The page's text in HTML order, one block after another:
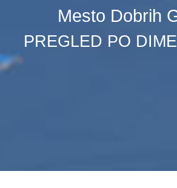
Mesto Dobrih
PREGLED PO